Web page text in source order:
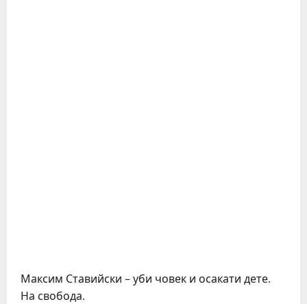
Максим Ставийски – уби човек и осакати дете.
На свобода.